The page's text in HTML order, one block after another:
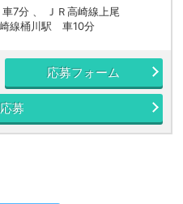
7分 、 ＪＲ高崎線上尾
線桶川駅 車10分
応募フォーム
募